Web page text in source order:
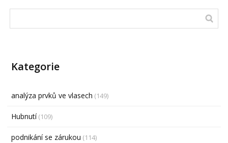
Kategorie
analýza prvků ve vlasech (149)
Hubnutí(109)
podnikání se zárukou (114)